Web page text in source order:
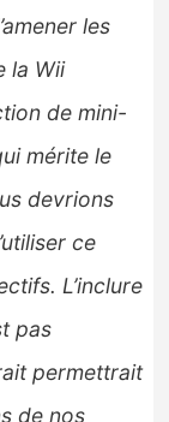
les
la Wii
de mini-
mérite le
devrions
ce
L’inclure
pas
permettrait
de nos